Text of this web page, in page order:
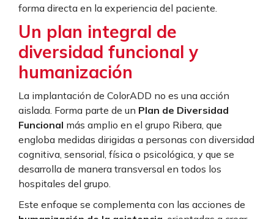
forma directa en la experiencia del paciente.
Un plan integral de
diversidad funcional y
humanización
La implantación de ColorADD no es una acción
aislada. Forma parte de un Plan de Diversidad
Funcional más amplio en el grupo Ribera, que
engloba medidas dirigidas a personas con diversidad
cognitiva, sensorial, física o psicológica, y que se
desarrolla de manera transversal en todos los
hospitales del grupo.
Este enfoque se complementa con las acciones de